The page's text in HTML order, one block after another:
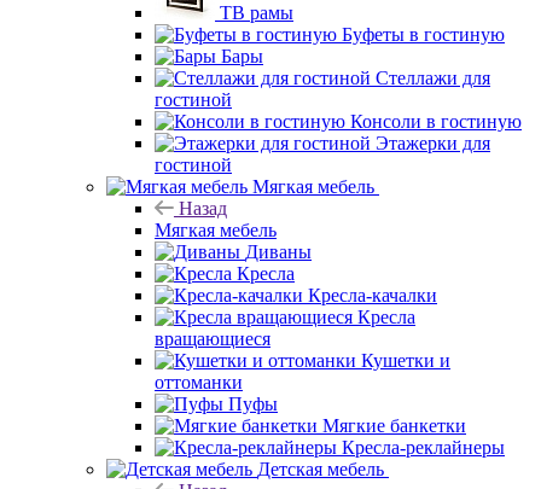
ТВ рамы
Буфеты в гостиную
Бары
Стеллажи для
гостиной
Консоли в гостиную
Этажерки для
гостиной
Мягкая мебель
Назад
Мягкая мебель
Диваны
Кресла
Кресла-качалки
Кресла
вращающиеся
Кушетки и
оттоманки
Пуфы
Мягкие банкетки
Кресла-реклайнеры
Детская мебель